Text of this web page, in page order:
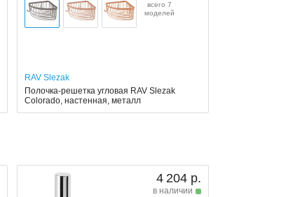
всего 7
моделей
RAV Slezak
Полочка-решетка угловая RAV Slezak
Colorado, настенная, металл
4 204 р.
в наличии